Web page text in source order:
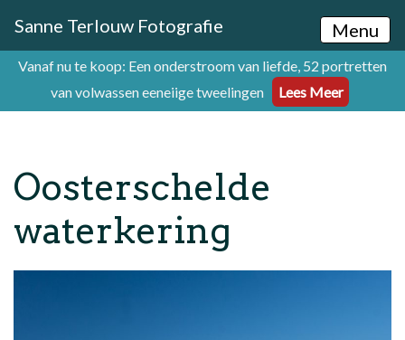
Sanne Terlouw Fotografie Menu
Vanaf nu te koop: Een onderstroom van liefde, 52 portretten
van volwassen eeneiige tweelingen
Lees Meer
Oosterschelde
waterkering